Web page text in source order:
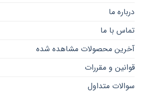
درباره ما
تماس با ما
آخرین محصولات مشاهده شده
قوانین و مقررات
سوالات متداول